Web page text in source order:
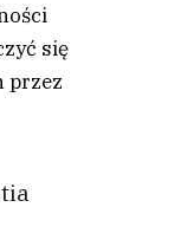
się
przez